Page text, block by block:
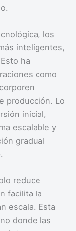
los
inteligentes,
ha
como
producción. Lo
inicial,
escalable y
gradual
.
reduce
facilita la
escala. Esta
donde las